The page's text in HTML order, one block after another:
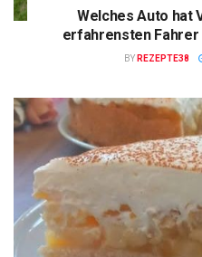
Welches Auto hat
erfahrensten
BY REZEPTE38